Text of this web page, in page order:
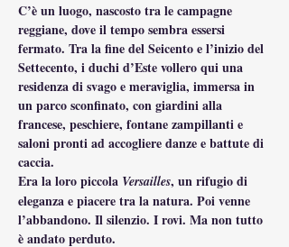
C’è un luogo, nascosto tra le campagne
reggiane, dove il tempo sembra essersi
fermato. Tra la fine del Seicento e l’inizio del
Settecento, i duchi d’Este vollero qui una
residenza di svago e meraviglia, immersa in
un parco sconfinato, con giardini alla
francese, peschiere, fontane zampillanti e
saloni pronti ad accogliere danze e battute di
caccia.
Era la loro piccola Versailles, un rifugio di
eleganza e piacere tra la natura. Poi venne
l’abbandono. Il silenzio. I rovi. Ma non tutto
è andato perduto.